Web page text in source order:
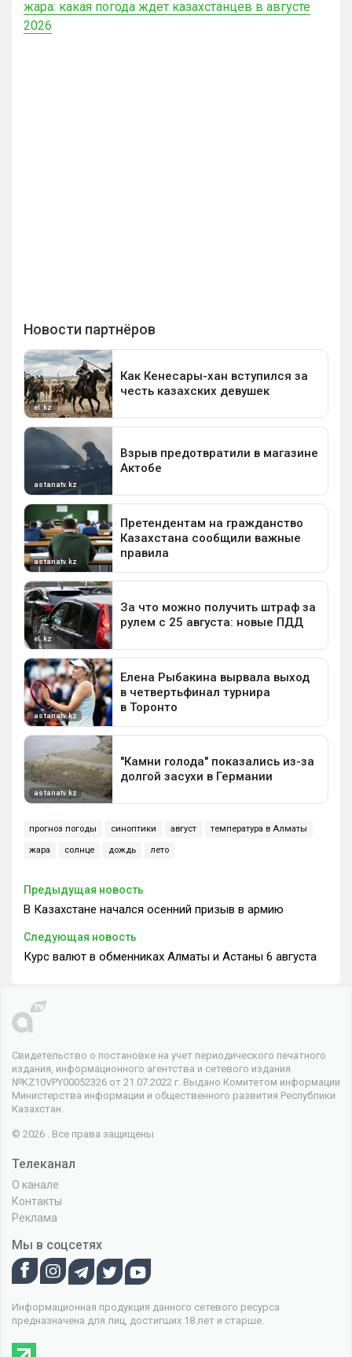
жара: какая погода ждет казахстанцев в августе
2026
прогноз погоды синоптики август температура в Алматы
жара солнце дождь лето
Предыдущая новость
В Казахстане начался осенний призыв в армию
Следующая новость
Курс валют в обменниках Алматы и Астаны 6 августа
Свидетельство о постановке на учет периодического печатного
издания, информационного агентства и сетевого издания
№KZ10VPY00052326 от 21.07.2022 г. Выдано Комитетом информации
Министерства информации и общественного развития Республики
Казахстан.
© 2026 . Все права защищены
Телеканал
О канале
Контакты
Реклама
Мы в соцсетях
Информационная продукция данного сетевого ресурса
предназначена для лиц, достигших 18 лет и старше.